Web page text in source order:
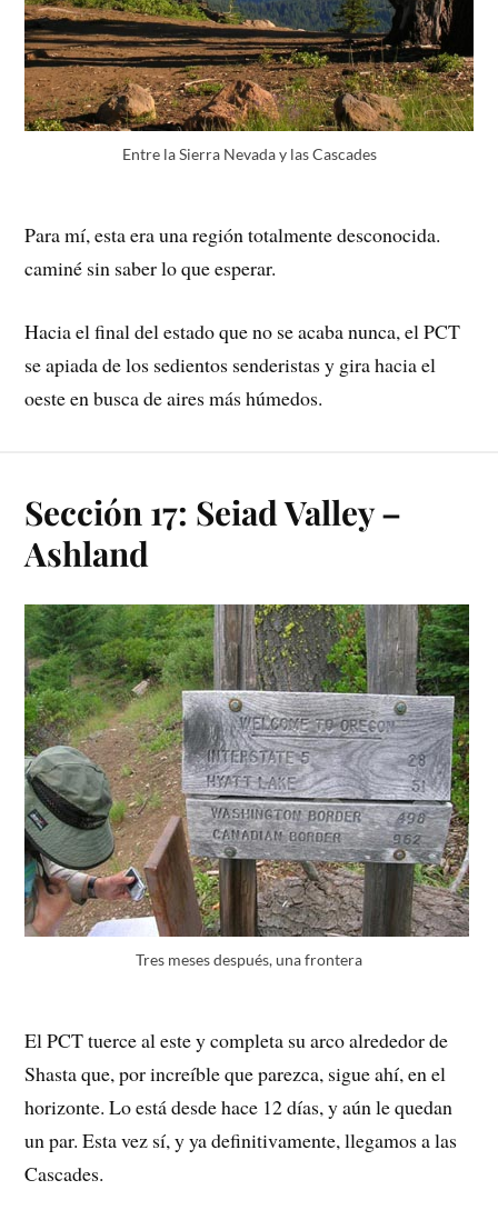
Entre la Sierra Nevada y las Cascades
Para mí, esta era una región totalmente desconocida.
caminé sin saber lo que esperar.
Hacia el final del estado que no se acaba nunca, el PCT
se apiada de los sedientos senderistas y gira hacia el
oeste en busca de aires más húmedos.
Sección 17: Seiad Valley –
Ashland
Tres meses después, una frontera
El PCT tuerce al este y completa su arco alrededor de
Shasta que, por increíble que parezca, sigue ahí, en el
horizonte. Lo está desde hace 12 días, y aún le quedan
un par. Esta vez sí, y ya definitivamente, llegamos a las
Cascades.